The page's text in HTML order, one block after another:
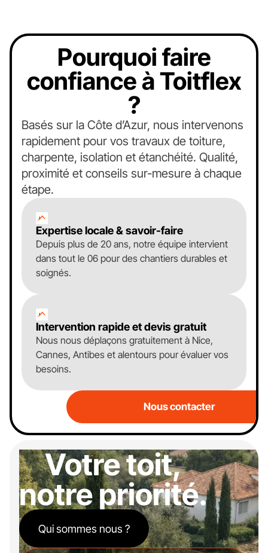
Pourquoi faire
confiance à Toitflex
?
Basés sur la Côte d’Azur, nous intervenons
rapidement pour vos travaux de toiture,
charpente, isolation et étanchéité. Qualité,
proximité et conseils sur-mesure à chaque
étape.
Expertise locale & savoir-faire
Depuis plus de 20 ans, notre équipe intervient
dans tout le 06 pour des chantiers durables et
soignés.
Intervention rapide et devis gratuit
Nous nous déplaçons gratuitement à Nice,
Cannes, Antibes et alentours pour évaluer vos
besoins.
Nous contacter
Votre toit,
notre priorité.
Qui sommes nous ?